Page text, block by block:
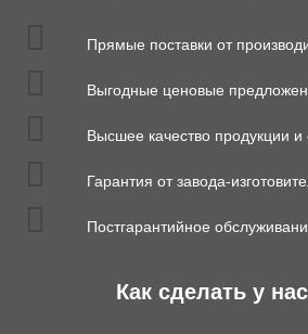
Прямые поставки от
Выгодные ценовые
Высшее качество продукции и
Гарантия от завода-
Постгарантийное
Как сделать у